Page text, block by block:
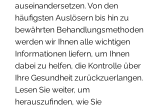
auseinandersetzen. Von den
häufigsten Auslösern bis hin zu
bewährten Behandlungsmethoden
werden wir Ihnen alle wichtigen
Informationen liefern, um Ihnen
dabei zu helfen, die Kontrolle über
Ihre Gesundheit zurückzuerlangen.
Lesen Sie weiter, um
herauszufinden, wie Sie